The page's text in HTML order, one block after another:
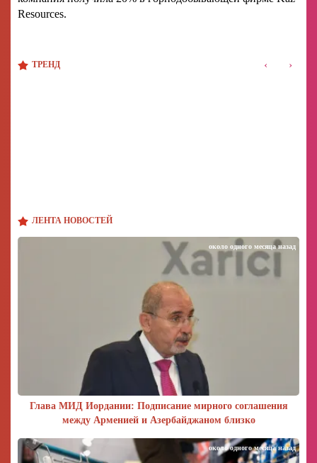
ЛЕНТА НОВОСТЕЙ
Глава МИД Иордании: Подписание мирного соглашения
между Арменией и Азербайджаном близко
около одного месяца назад
около одного месяца назад
Resources.
ТРЕНД ‹ ›